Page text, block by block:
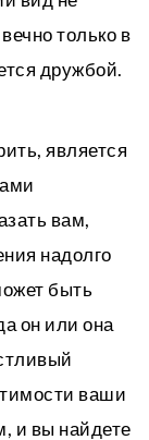
только в
дружбой.
является
вам,
надолго
быть
он или она
ваши
и вы найдете